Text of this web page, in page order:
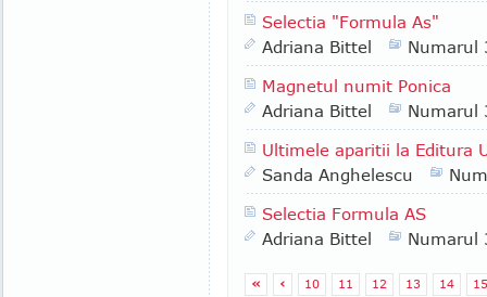
Selectia "Formula As"
Adriana Bittel
Numarul
Magnetul numit Ponica
Adriana Bittel
Numarul
Ultimele aparitii la Editura
Sanda Anghelescu
Selectia Formula AS
Adriana Bittel
Numarul
« ‹ 10 11 12 13 14 15